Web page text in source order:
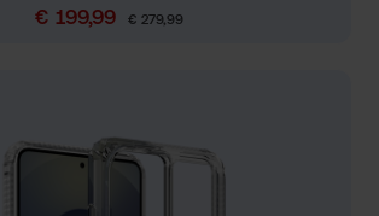
Verkoopprijs:
€ 199,99 Normale prijs:
€ 279,99